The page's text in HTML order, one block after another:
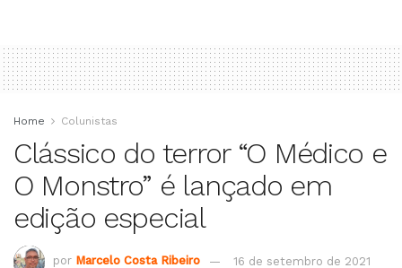
Home Colunistas
Clássico do terror “O Médico e
O Monstro” é lançado em
edição especial
por Marcelo Costa Ribeiro 16 de setembro de 2021